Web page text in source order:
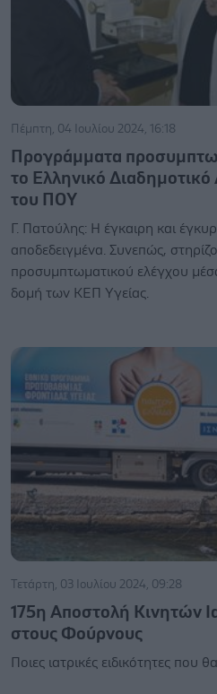
Πέμπτη, 04 Ιουλίου 2024, 16:18
Προγράμματα
το Ελληνικό
του ΠΟΥ
Γ. Πατούλης: Η έγκαιρη και
αποδεδειγμένα. Συνεπώς,
προσυμπτωματικού ελέγχου
δομή των ΚΕΠ Υγείας.
Τετάρτη, 03 Ιουλίου 2024, 09:28
175η Αποστολή Κινητών
στους Φούρνους
Ποιες ιατρικές ειδικότητες που